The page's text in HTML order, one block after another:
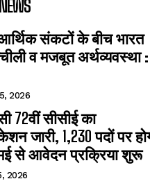
संकटों के बीच भारत
व मजबूत अर्थव्यवस्था :
2026
72वीं सीसीई का
जारी, 1,230 पदों पर
मई से आवेदन प्रक्रिया शुरू
2026